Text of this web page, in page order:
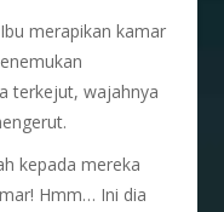
merapikan kamar
terkejut, wajahnya
kepada mereka
Hmm… Ini dia